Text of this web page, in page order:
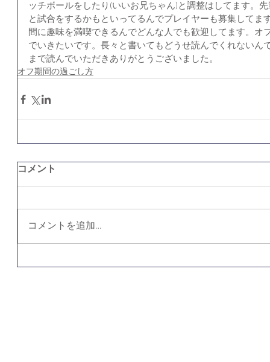
ッチボールをしたり(いいお兄ちゃん)と調整はしてます。
と試合をするかもといってるんでプレイヤーも募集してま
間に趣味を満喫できるんでどんな人でも歓迎してます。オ
でいきたいです。長々と書いてもどうせ読んでくれないん
まで読んでいただきありがとうございました。
オフ期間の過ごし方
コメント
コメントを追加…